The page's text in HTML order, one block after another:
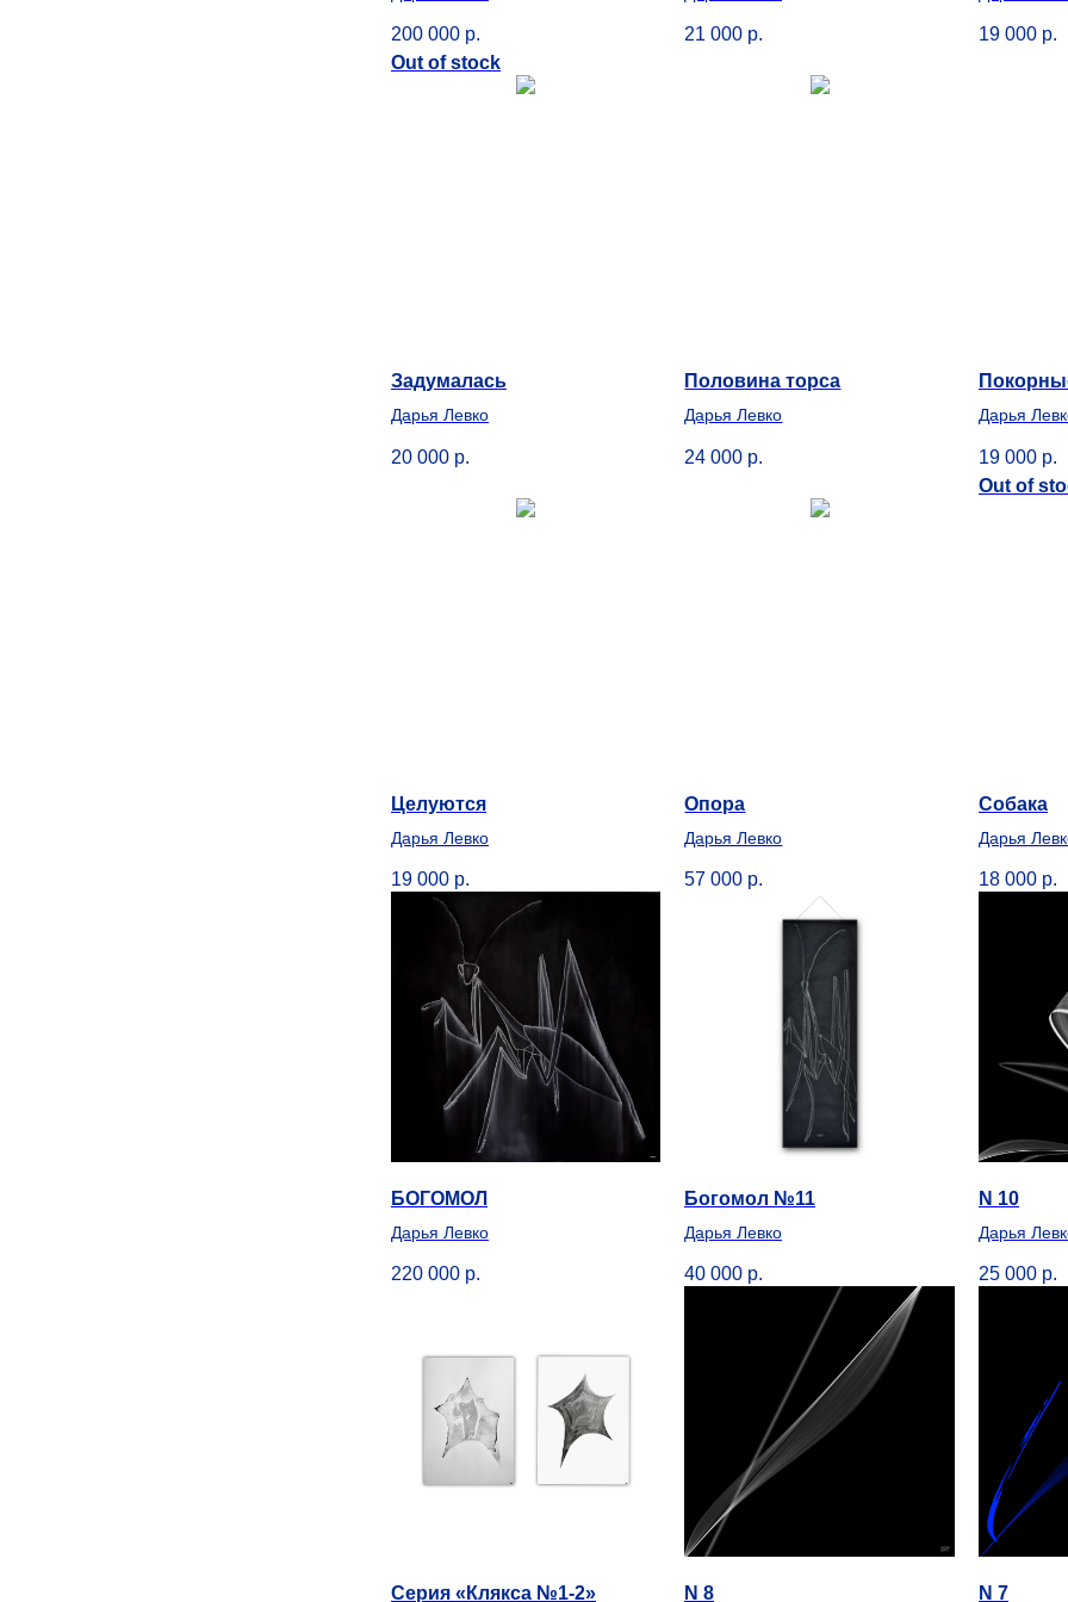
200 000 р.
Out of stock
21 000 р. 19 000 р.
Задумалась
Дарья Левко
20 000 р.
Половина торса
Дарья Левко
24 000 р.
Дарья
19 000 р.
Out of
Целуются
Дарья Левко
19 000 р.
Опора
Дарья Левко
57 000 р.
Собака
Дарья
18 000 р.
БОГОМОЛ
Дарья Левко
220 000 р.
Богомол №11
Дарья Левко
40 000 р.
N 10
Дарья
25 000 р.
Серия «Клякса №1-2» N 8 N 7